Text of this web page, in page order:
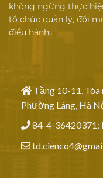
không ngừng thực
tổ chức quản lý, đổi
điều hành..
Tầng 10-11, Tòa
Phường Láng, Hà
84-4-36420371;